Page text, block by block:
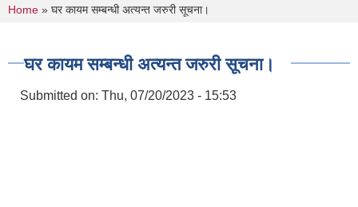
You are here
Home » घर कायम सम्बन्धी अत्यन्त जरुरी सूचना।
घर कायम सम्बन्धी अत्यन्त जरुरी सूचना।
Submitted on: Thu, 07/20/2023 - 15:53